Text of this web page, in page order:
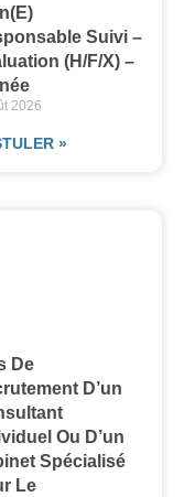
Suivi –
(H/F/X) –
2026
»
De
D’un
Ou D’un
Spécialisé
Le